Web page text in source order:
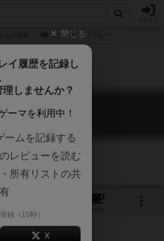
筋肉の名〜にくのな〜
名〜にくのな〜
nikunona
カフェ
閉じる
イ履歴を記録し
しませんか？
ーマを利用中！
ームを記録する
レビューを読む
所有リストの共
有
録（10秒）
X